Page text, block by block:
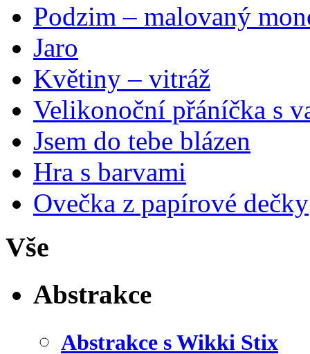
Podzim – malovaný
Jaro
Květiny – vitráž
Velikonoční přáníčka s
Jsem do tebe blázen
Hra s barvami
Ovečka z papírové dečky
Vše
Abstrakce
Abstrakce s Wikki Stix